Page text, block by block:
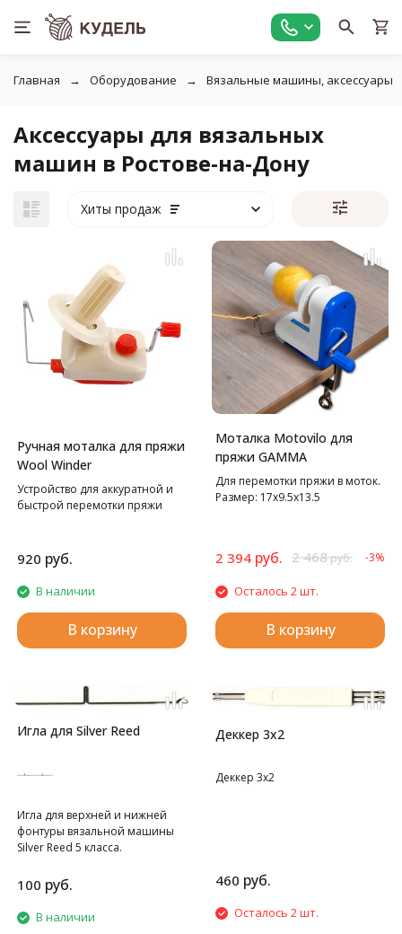
Главная Оборудование Вязальные машины, аксессуары
Аксессуары для вязальных
машин в Ростове-на-Дону
Хиты продаж
Ручная моталка для пряжи
Wool Winder
Устройство для аккуратной и
быстрой перемотки пряжи
920 руб.
В наличии
В корзину
Моталка Motovilo для
пряжи GAMMA
Для перемотки пряжи в моток.
Размер: 17х9.5х13.5
2 394 руб. 2 468руб. -3%
Осталось 2 шт.
В корзину
Игла для Silver Reed
Игла для верхней и нижней
фонтуры вязальной машины
Silver Reed 5 класса.
100 руб.
В наличии
Деккер 3х2
Деккер 3х2
460 руб.
Осталось 2 шт.